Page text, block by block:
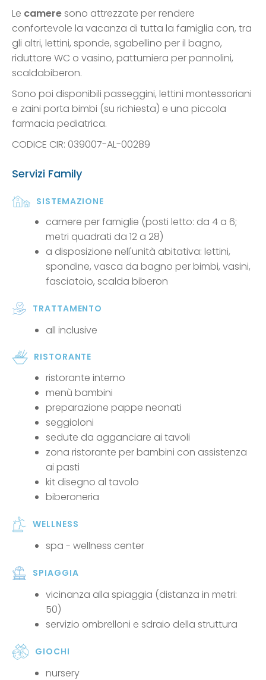
Le cameresono attrezzate per rendere
confortevole la vacanza di tutta la famiglia con, tra
gli altri, lettini, sponde, sgabellino per il bagno,
riduttore WC o vasino, pattumiera per pannolini,
scaldabiberon.
Sono poi disponibili passeggini, lettini montessoriani
e zaini porta bimbi (su richiesta) e una piccola
farmacia pediatrica.
CODICE CIR: 039007-AL-00289
Servizi Family
SISTEMAZIONE
camere per famiglie (posti letto: da 4 a 6;
metri quadrati da 12 a 28)
a disposizione nell'unità abitativa: lettini,
spondine, vasca da bagno per bimbi, vasini,
fasciatoio, scalda biberon
TRATTAMENTO
all inclusive
RISTORANTE
ristorante interno
menù bambini
preparazione pappe neonati
seggioloni
sedute da agganciare ai tavoli
zona ristorante per bambini con assistenza
ai pasti
kit disegno al tavolo
biberoneria
WELLNESS
spa - wellness center
SPIAGGIA
vicinanza alla spiaggia (distanza in metri:
50)
servizio ombrelloni e sdraio della struttura
GIOCHI
nursery